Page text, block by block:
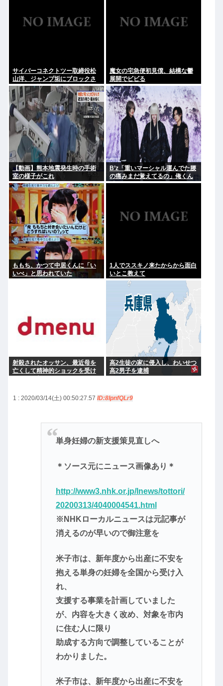
サイバーコネクトツー取締役松
山洋、ジャンプ垢にブロックさ
れてお気持ち表明。何かあった
らまず晒す！これが令和のレス
バや！
魔女の宅急便初見僕、結構な鬱
展開でビビる
【動画】熊本地震発生時の手術
室の様子がこれ
B’z「重いマーシャル運んでた腰
の痛みまだ覚えてるの」俺くん
「マーシャルって何？ 」
ももち、かつて中居くんに「い
いべ」と思われていた
1人でススキノ来たからから面白
いとこ教えて
射殺されたオッサン、最近母を
亡くして精神的ショックを受け
高2生徒の家に侵入し、わいせつ
高2男子を逮捕
1 : 2020/03/14(土) 00:50:27.57 ID:8IpnfQLr9
単身妊婦の新支援策見直しへ
＊ソース元にニュース画像あり＊
http://www3.nhk.or.jp/lnews/tottori/
20200313/4040004541.html
※NHKローカルニュースは元記事が
消えるのが早いので御注意を
米子市は、新年度から出産に不安を
抱える単身の妊婦を全国から受け入
れ、
支援する事業を計画していました
が、内容を大きく改め、対象を市内
に住む人に限り
助成する方向で調整していることが
わかりました。
米子市は、新年度から出産に不安を